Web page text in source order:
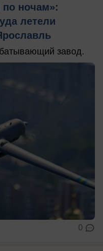
по ночам»:
летели
завод.
0